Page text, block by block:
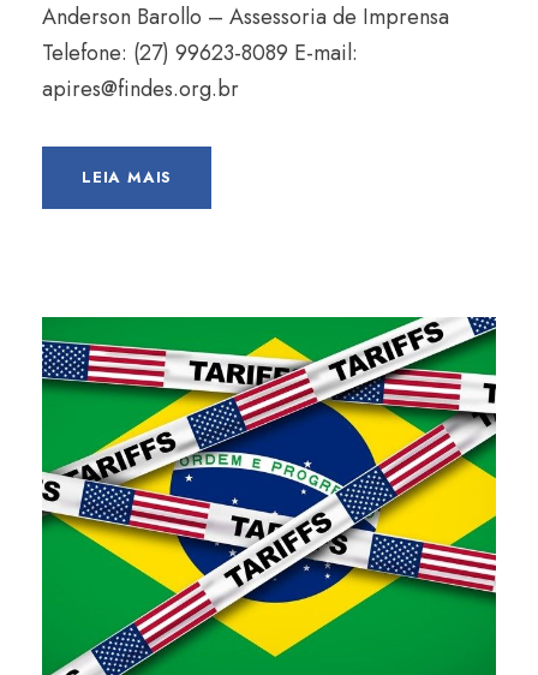
Anderson Barollo – Assessoria de Imprensa
Telefone: (27) 99623-8089 E-mail:
apires@findes.org.br
LEIA MAIS